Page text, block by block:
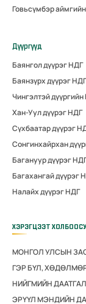
Говьсүмбэр
Дүүргүүд
Баянгол дүүрэг НДГ
Баянзүрх дүүрэг НДГ
Чингэлтэй
Хан-Уул дүүрэг НДГ
Сүхбаатар дүүрэг
Сонгинхайрхан
Багануур дүүрэг
Багахангай дүүрэг
Налайх дүүрэг НДГ
ХЭРЭГЦЭЭТ
МОНГОЛ УЛСЫН
ГЭР БҮЛ,
НИЙГМИЙН
ЭРҮҮЛ МЭНДИЙН